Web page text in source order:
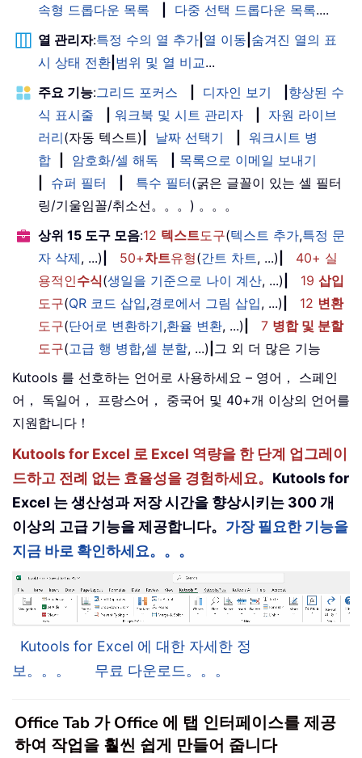
속형 드롭다운 목록
다중 선택 드롭다운 목록....
열 관리자:특정 수의 열 추가 열 이동 숨겨진 열의 표
시 상태 전환 범위 및 열 비교...
주요 기능:그리드 포커스 디자인 보기
향상된 수
식 표시줄
워크북 및 시트 관리자
자원 라이브
러리(자동 텍스트) 날짜 선택기
워크시트 병
합
암호화/셀 해독
목록으로 이메일 보내기
슈퍼 필터 특수 필터(굵은 글꼴이 있는 셀 필터
링/기울임꼴/취소선。。。) 。。。
상위 15 도구 모음:12 텍스트도구(텍스트 추가,특정 문
자 삭제, ...) 50+차트유형(간트 차트, ...)
40+ 실
용적인수식(생일을 기준으로 나이 계산, ...) 19 삽입
도구(QR 코드 삽입,경로에서 그림 삽입, ...) 12 변환
도구(단어로 변환하기,환율 변환, ...) 7 병합 및 분할
도구(고급 행 병합,셀 분할, ...) 그 외 더 많은 기능
Kutools 를 선호하는 언어로 사용하세요 – 영어， 스페인
어， 독일어， 프랑스어， 중국어 및 40+개 이상의 언어를
지원합니다！
Kutools for Excel 로 Excel 역량을 한 단계 업그레이
드하고 전례 없는 효율성을 경험하세요。 Kutools for
Excel 는 생산성과 저장 시간을 향상시키는 300 개
이상의 고급 기능을 제공합니다。 가장 필요한 기능을
지금 바로 확인하세요。。。
Kutools for Excel 에 대한 자세한 정
보。。。
무료 다운로드。。。
Office Tab 가 Office 에 탭 인터페이스를 제공
하여 작업을 훨씬 쉽게 만들어 줍니다